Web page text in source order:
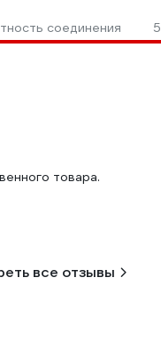
соединения 5
товара.
все отзывы